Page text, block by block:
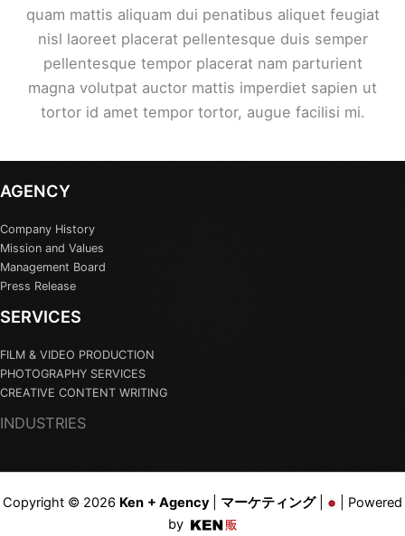
quam mattis aliquam dui penatibus aliquet feugiat
nisl laoreet placerat pellentesque duis semper
pellentesque tempor placerat nam parturient
magna volutpat auctor mattis imperdiet sapien ut
tortor id amet tempor tortor, augue facilisi mi.
AGENCY
Company History
Mission and Values
Management Board
Press Release
SERVICES
FILM & VIDEO PRODUCTION
PHOTOGRAPHY SERVICES
CREATIVE CONTENT WRITING
INDUSTRIES
Copyright © 2026 Ken + Agency マーケティング|
| Powered
by